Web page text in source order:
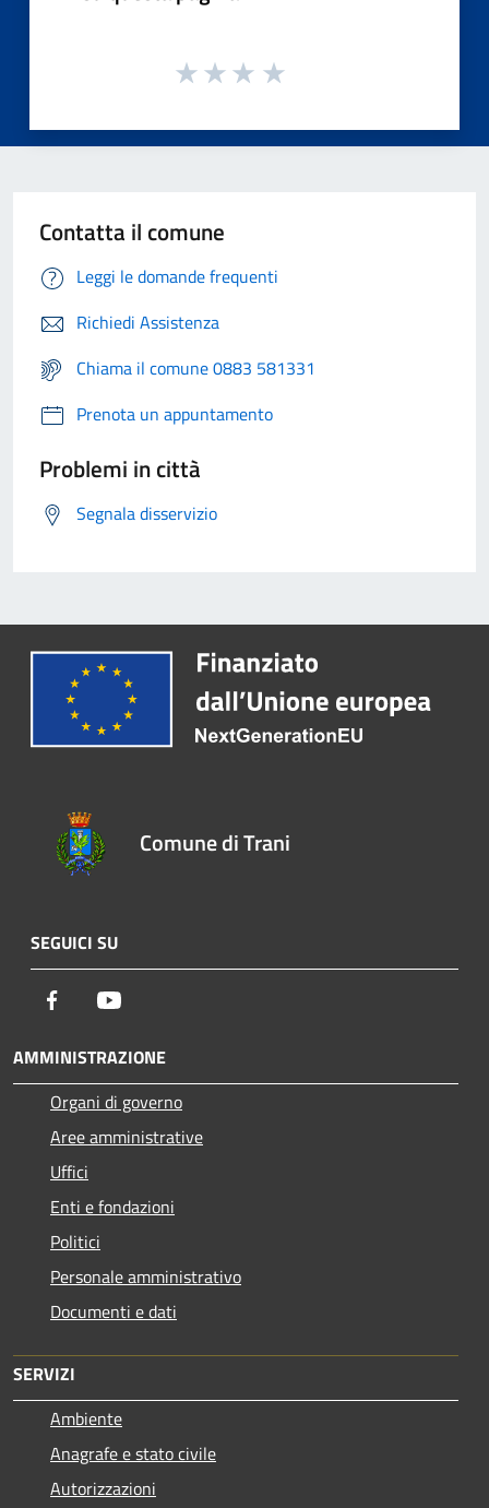
Contatta il comune
Leggi le domande frequenti
Richiedi Assistenza
Chiama il comune 0883 581331
Prenota un appuntamento
Problemi in città
Segnala disservizio
Comune di Trani
SEGUICI SU
Facebook
AMMINISTRAZIONE
Organi di governo
Aree amministrative
Uffici
Enti e fondazioni
Politici
Personale amministrativo
Documenti e dati
SERVIZI
Ambiente
Anagrafe e stato civile
Autorizzazioni